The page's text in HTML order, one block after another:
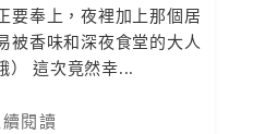
要奉上，夜裡加上那個居
被香味和深夜食堂的大人
） 這次竟然幸...
閱讀